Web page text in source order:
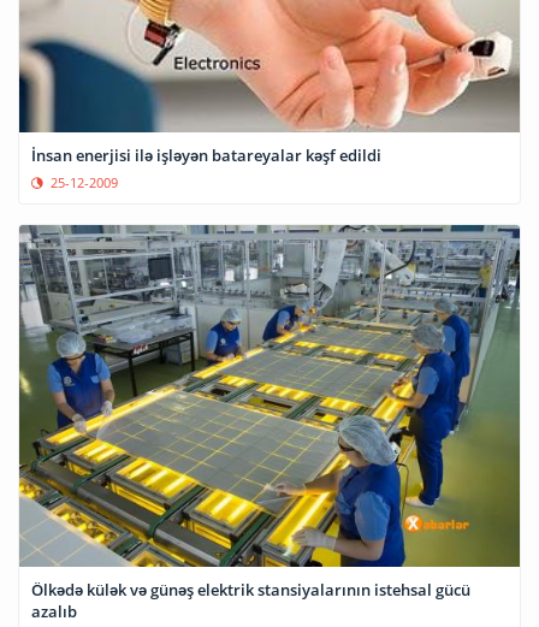
İnsan enerjisi ilə işləyən batareyalar kəşf edildi
25-12-2009
Ölkədə külək və günəş elektrik stansiyalarının istehsal gücü
azalıb